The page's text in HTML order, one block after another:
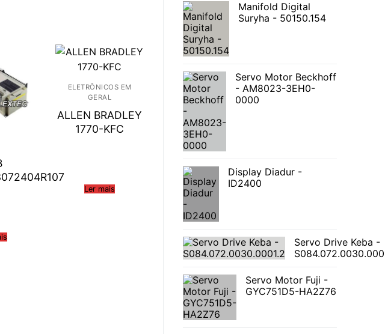
ELETRÔNICOS EM
GERAL
ALLEN BRADLEY
1770-KFC
Ler mais
Manifold Digital
Suryha - 50150.154
Servo Motor Beckhoff
- AM8023-3EH0-
0000
Display Diadur -
ID2400
Servo Drive Keba -
Servo Motor Fuji -
GYC751D5-HA2Z76